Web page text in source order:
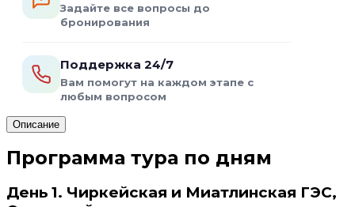
Задайте все вопросы до
бронирования
Поддержка 24/7
Вам помогут на каждом этапе с
любым вопросом
Описание
Программа тура по дням
День 1. Чиркейская и Миатлинская ГЭС,